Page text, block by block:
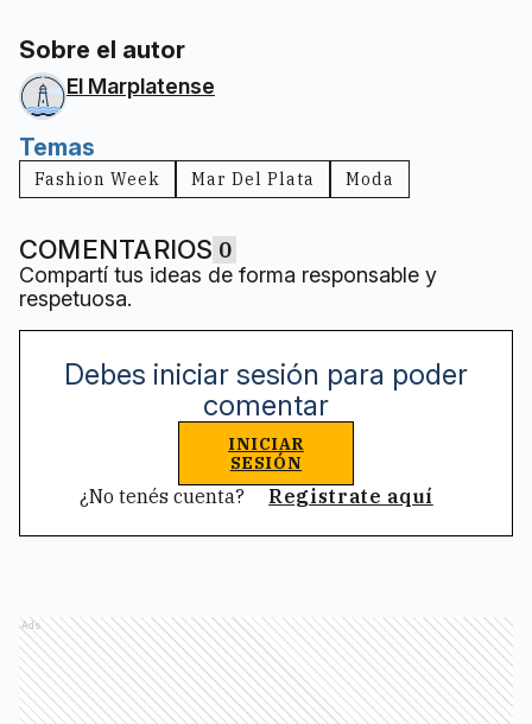
Sobre el autor
El Marplatense
Temas
Fashion Week Mar Del Plata Moda
COMENTARIOS 0
Compartí tus ideas de forma responsable y
respetuosa.
Debes iniciar sesión para poder
comentar
INICIAR
SESIÓN
¿No tenés cuenta? Registrate aquí
Ads